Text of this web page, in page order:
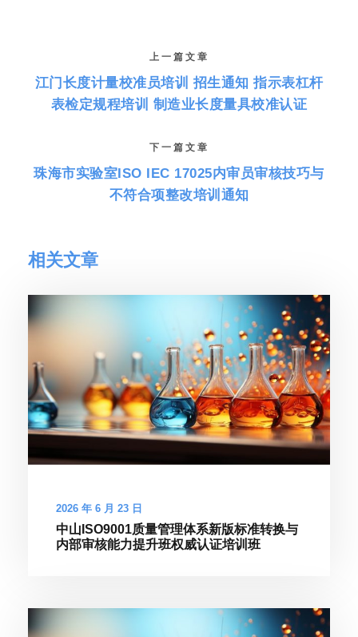
上一篇文章
江门长度计量校准员培训 招生通知 指示表杠杆
表检定规程培训 制造业长度量具校准认证
下一篇文章
珠海市实验室ISO IEC 17025内审员审核技巧与
不符合项整改培训通知
相关文章
2026 年 6 月 23 日
中山ISO9001质量管理体系新版标准转换与
内部审核能力提升班权威认证培训班